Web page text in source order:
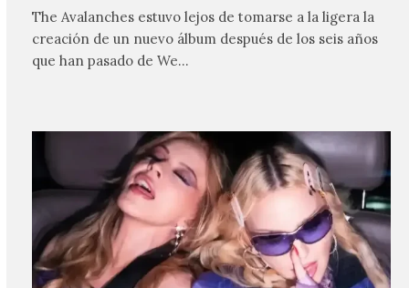
The Avalanches estuvo lejos de tomarse a la ligera la
creación de un nuevo álbum después de los seis años
que han pasado de We…